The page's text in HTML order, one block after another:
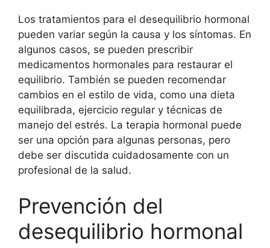
Los tratamientos para el desequilibrio hormonal
pueden variar según la causa y los síntomas. En
algunos casos, se pueden prescribir
medicamentos hormonales para restaurar el
equilibrio. También se pueden recomendar
cambios en el estilo de vida, como una dieta
equilibrada, ejercicio regular y técnicas de
manejo del estrés. La terapia hormonal puede
ser una opción para algunas personas, pero
debe ser discutida cuidadosamente con un
profesional de la salud.
Prevención del
desequilibrio hormonal